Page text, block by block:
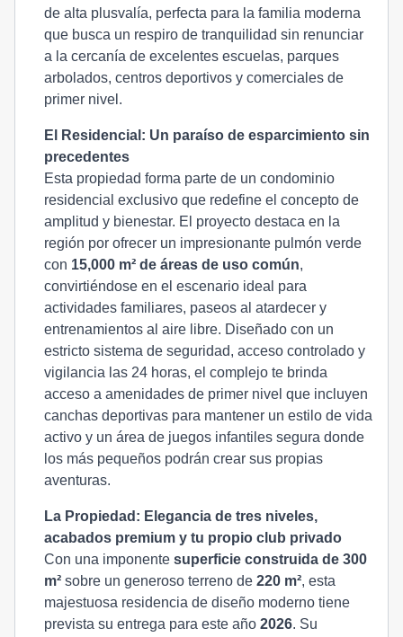
de alta plusvalía, perfecta para la familia moderna
que busca un respiro de tranquilidad sin renunciar
a la cercanía de excelentes escuelas, parques
arbolados, centros deportivos y comerciales de
primer nivel.
El Residencial: Un paraíso de esparcimiento sin
precedentes
Esta propiedad forma parte de un condominio
residencial exclusivo que redefine el concepto de
amplitud y bienestar. El proyecto destaca en la
región por ofrecer un impresionante pulmón verde
con 15,000 m² de áreas de uso común,
convirtiéndose en el escenario ideal para
actividades familiares, paseos al atardecer y
entrenamientos al aire libre. Diseñado con un
estricto sistema de seguridad, acceso controlado y
vigilancia las 24 horas, el complejo te brinda
acceso a amenidades de primer nivel que incluyen
canchas deportivas para mantener un estilo de vida
activo y un área de juegos infantiles segura donde
los más pequeños podrán crear sus propias
aventuras.
La Propiedad: Elegancia de tres niveles,
acabados premium y tu propio club privado
Con una imponente superficie construida de 300
m² sobre un generoso terreno de 220 m², esta
majestuosa residencia de diseño moderno tiene
prevista su entrega para este año 2026. Su